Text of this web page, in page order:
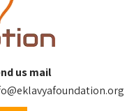
us mail